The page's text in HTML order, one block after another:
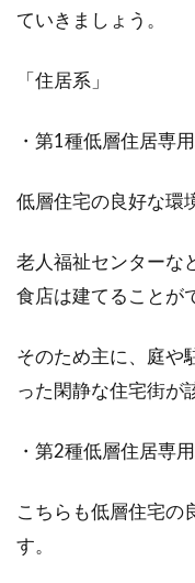
大
す
家
ていきましょう。
「住居系」
・第1種低層住居専
低層住宅の良好な環
老人福祉センターな
食店は建てることが
そのため主に、庭や
った閑静な住宅街が
・第2種低層住居専
こちらも低層住宅の
す。